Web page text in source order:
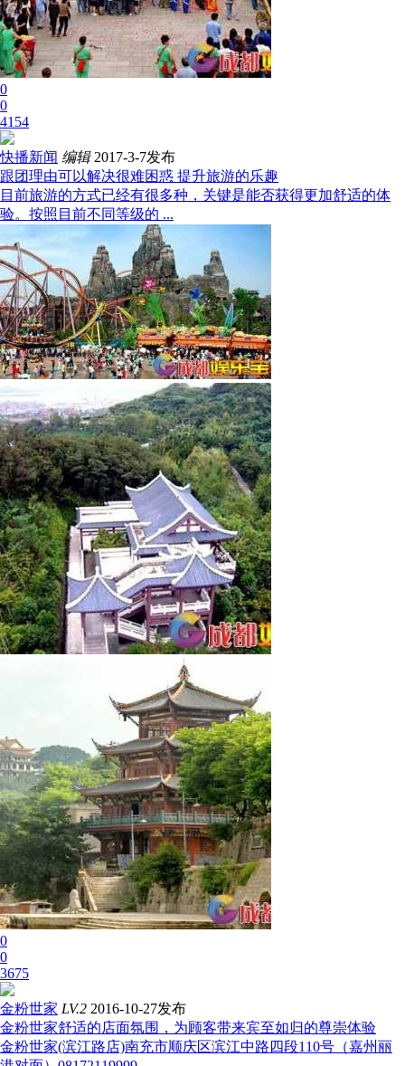
0
0
4154
快播新闻 编辑 2017-3-7发布
跟团理由可以解决很难困惑 提升旅游的乐趣
目前旅游的方式已经有很多种，关键是能否获得更加舒适的体
验。按照目前不同等级的 ...
0
0
3675
金粉世家 LV.2 2016-10-27发布
金粉世家舒适的店面氛围，为顾客带来宾至如归的尊崇体验
金粉世家(滨江路店)南充市顺庆区滨江中路四段110号（嘉州丽